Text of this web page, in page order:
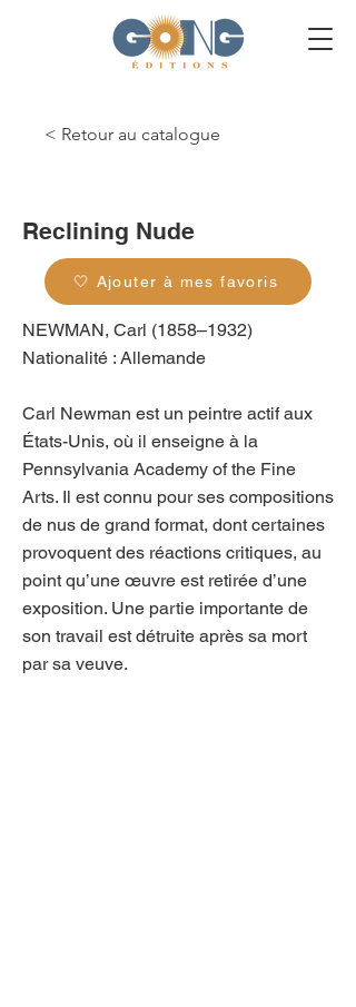
< Retour au catalogue
Reclining Nude
🤍 Ajouter à mes favoris
NEWMAN, Carl (1858–1932)
Nationalité : Allemande
Carl Newman est un peintre actif aux
États-Unis, où il enseigne à la
Pennsylvania Academy of the Fine
Arts. Il est connu pour ses compositions
de nus de grand format, dont certaines
provoquent des réactions critiques, au
point qu’une œuvre est retirée d’une
exposition. Une partie importante de
son travail est détruite après sa mort
par sa veuve.